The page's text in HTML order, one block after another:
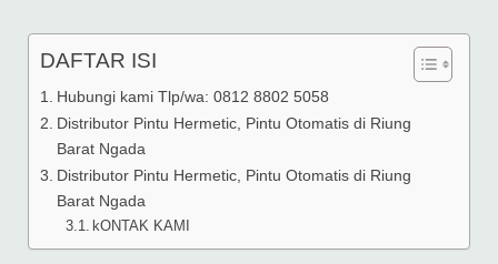
DAFTAR ISI
Hubungi kami Tlp/wa: 0812 8802 5058
Distributor Pintu Hermetic, Pintu Otomatis di Riung
Barat Ngada
Distributor Pintu Hermetic, Pintu Otomatis di Riung
Barat Ngada
kONTAK KAMI